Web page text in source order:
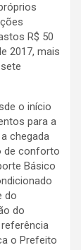
R$ 50
2017, mais
o início
para a
chegada
de conforto
Básico
do
do
o Prefeito